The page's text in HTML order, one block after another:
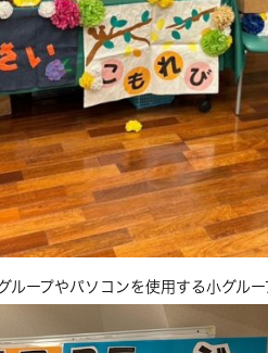
ープやパソコンを使用する小グル